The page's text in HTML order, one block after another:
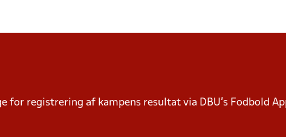
for registrering af kampens resultat via DBU’s Fodbold